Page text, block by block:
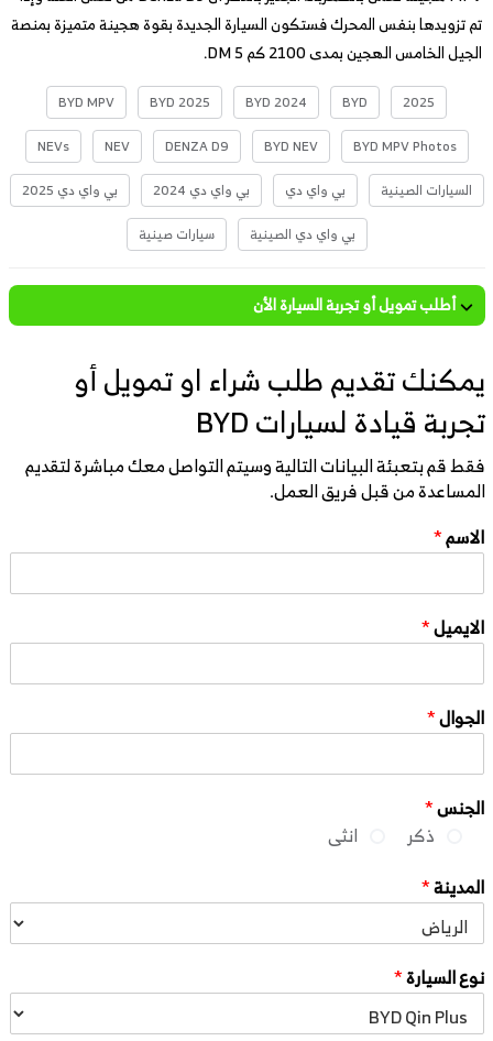
تم تزويدها بنفس المحرك فستكون السيارة الجديدة بقوة هجينة متميزة بمنصة
الجيل الخامس الهجين بمدى 2100 كم DM 5.
2025
BYD
BYD 2024
BYD 2025
BYD MPV
BYD MPV Photos
BYD NEV
DENZA D9
NEV
NEVs
السيارات الصينية
بي واي دي بي واي دي 2024
بي واي دي 2025
بي واي دي الصينية
سيارات صينية
أطلب تمويل أو تجربة السيارة الأن
يمكنك تقديم طلب شراء او تمويل أو
تجربة قيادة لسيارات BYD
فقط قم بتعبئة البيانات التالية وسيتم التواصل معك مباشرة لتقديم
المساعدة من قبل فريق العمل.
الاسم*
الايميل*
الجوال*
الجنس*
ذكر
انثى
المدينة*
نوع السيارة*